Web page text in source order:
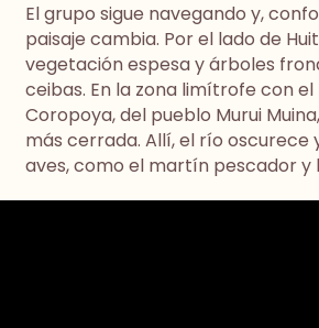
El grupo sigue navegando y,
paisaje cambia. Por el lado de
vegetación espesa y árboles
ceibas. En la zona limítrofe con
Coropoya, del pueblo Murui
más cerrada. Allí, el río oscurece
aves, como el martín pescador y